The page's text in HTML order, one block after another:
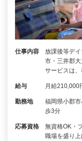
仕事内容
放課後等デ
市・三井郡
サービスは
給与 月給210,000
勤務地
福岡県小郡
歩3分
応募資格
無資格OK・
職場を盛り